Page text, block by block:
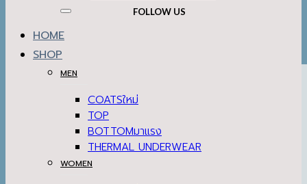
HOME
SHOP
MEN
COATS
TOP
BOTTOM
THERMAL UNDERWEAR
WOMEN
FOLLOW US